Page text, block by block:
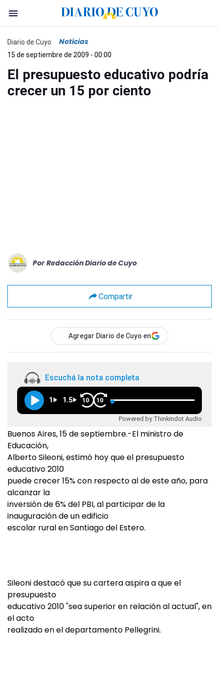
Diario de Cuyo Noticias
15 de septiembre de 2009 - 00:00
El presupuesto educativo podría
crecer un 15 por ciento
Por Redacción Diario de Cuyo
Compartir
Agregar Diario de Cuyo en
Escuchá la nota completa
1 1.5 10 10
Powered by Thinkindot Audio
Buenos Aires, 15 de septiembre.-El ministro de
Educación,
Alberto Sileoni, estimó hoy que el presupuesto
educativo 2010
puede crecer 15% con respecto al de este año, para
alcanzar la
inversión de 6% del PBI, al participar de la
inauguración de un edificio
escolar rural en Santiago del Estero.
Sileoni destacó que su cartera aspira a que el
presupuesto
educativo 2010 "sea superior en relación al actual", en
el acto
realizado en el departamento Pellegrini.